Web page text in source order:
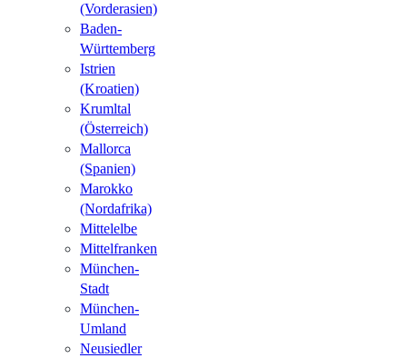
(Vorderasien)
Baden-
Württemberg
Istrien
(Kroatien)
Krumltal
(Österreich)
Mallorca
(Spanien)
Marokko
(Nordafrika)
Mittelelbe
Mittelfranken
München-
Stadt
München-
Umland
Neusiedler